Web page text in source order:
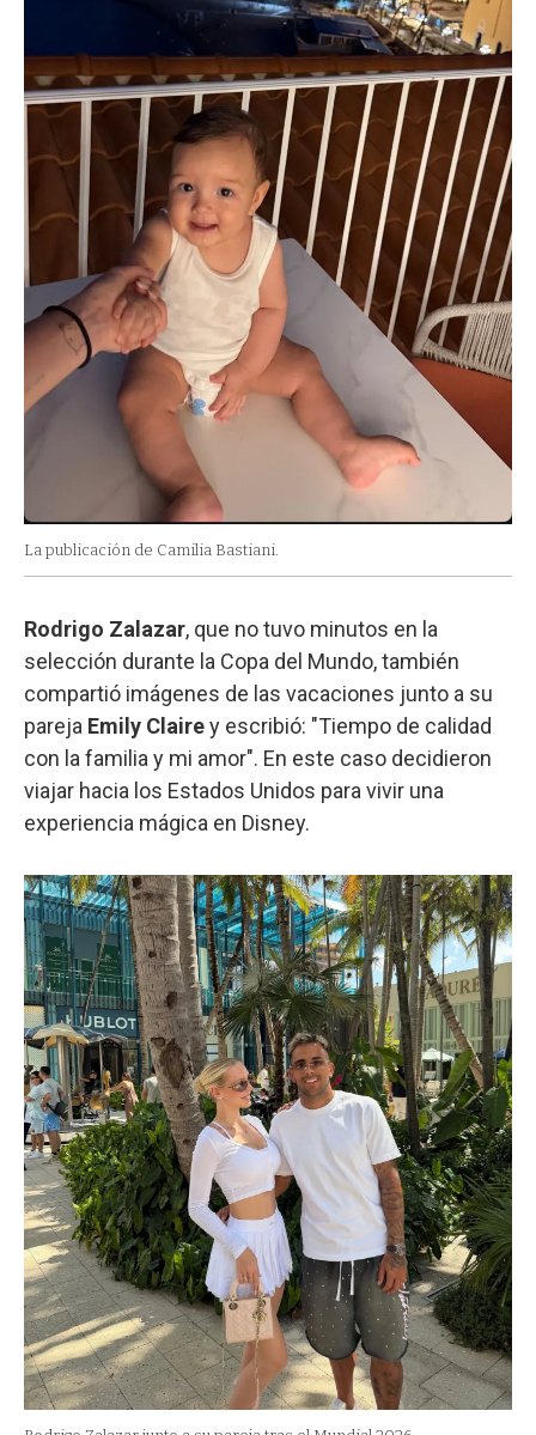
La publicación de Camilia Bastiani.
Rodrigo Zalazar, que no tuvo minutos en la
selección durante la Copa del Mundo, también
compartió imágenes de las vacaciones junto a su
pareja Emily Clairey escribió: "Tiempo de calidad
con la familia y mi amor". En este caso decidieron
viajar hacia los Estados Unidos para vivir una
experiencia mágica en Disney.